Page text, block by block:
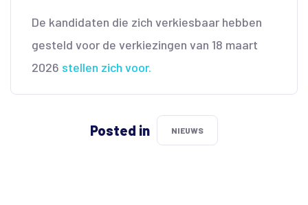
De kandidaten die zich verkiesbaar hebben
gesteld voor de verkiezingen van 18 maart
2026 stellen zich voor.
Posted in NIEUWS